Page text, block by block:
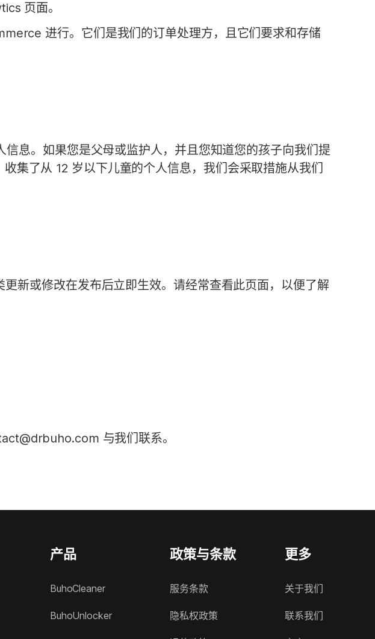
页面。
进行。它们是我们的订单处理方，且它们要求和存储
息。如果您是父母或监护人，并且您知道您的孩子向我们提
集了从 12 岁以下儿童的个人信息，我们会采取措施从我们
新或修改在发布后立即生效。请经常查看此页面，以便了解
与我们联系。
产品
BuhoCleaner
BuhoUnlocker
政策与条款
服务条款
隐私权政策
更多
关于我们
联系我们